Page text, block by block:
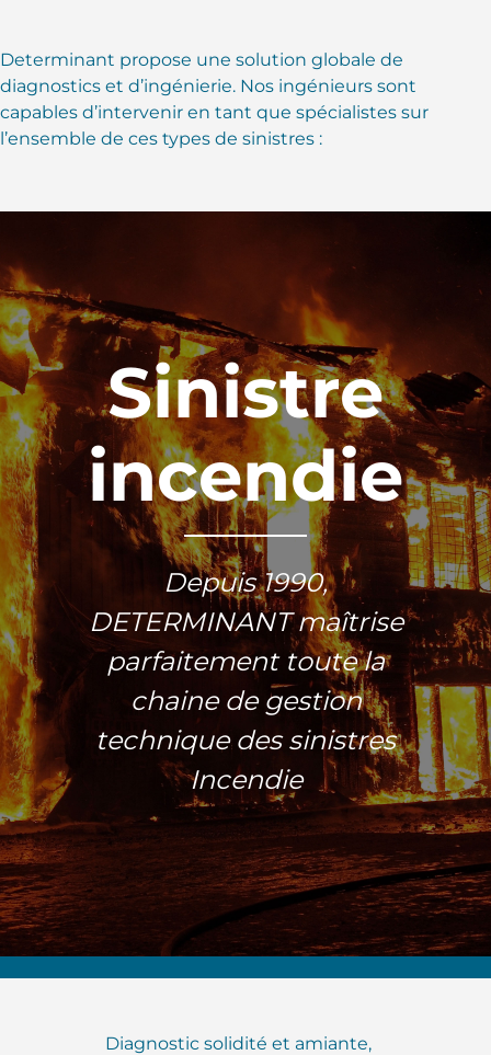
Determinant propose une solution globale de
diagnostics et d’ingénierie. Nos ingénieurs sont
capables d’intervenir en tant que spécialistes sur
l’ensemble de ces types de sinistres :
Sinistre
incendie
Depuis 1990,
DETERMINANT maîtrise
parfaitement toute la
chaine de gestion
technique des sinistres
Incendie
Diagnostic solidité et amiante,